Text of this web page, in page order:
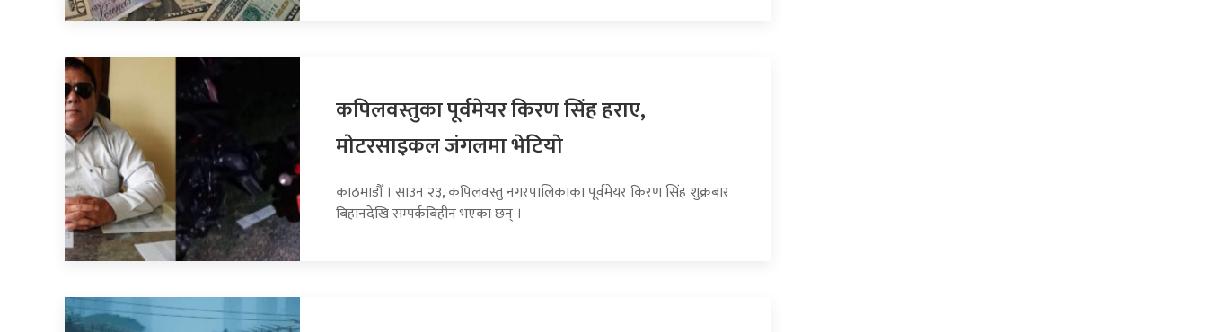
कपिलवस्तुका पूर्वमेयर किरण सिंह हराए,
माेटरसाइकल जंगलमा भेटियाे
काठमाडौँ । साउन २३, कपिलवस्तु नगरपालिकाका पूर्वमेयर किरण सिंह शुक्रबार
बिहानदेखि सम्पर्कबिहीन भएका छन् ।